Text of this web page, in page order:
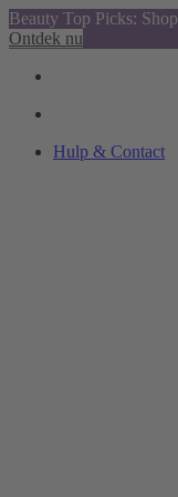
Beauty Top Picks:
Ontdek nu
Hulp & Contact